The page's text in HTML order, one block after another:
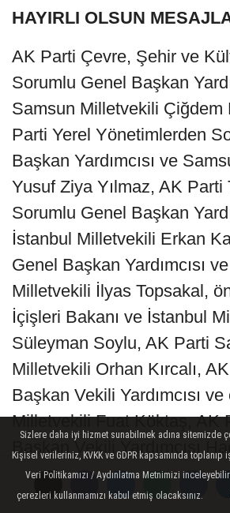
HAYIRLI OLSUN
AK Parti Çevre, Şehir ve
Sorumlu Genel Başkan
Samsun Milletvekili Çiğdem
Parti Yerel Yönetimlerden
Başkan Yardımcısı ve
Yusuf Ziya Yılmaz, AK Parti
Sorumlu Genel Başkan
İstanbul Milletvekili Erkan
Genel Başkan Yardımcısı
Milletvekili İlyas Topsakal,
İçişleri Bakanı ve İstanbul
Süleyman Soylu, AK Parti
Milletvekili Orhan Kırcalı,
Başkan Vekili Yardımcısı
Milletvekili Fuat Köktaş, AK
Başkan Vekili Yardımcısı
Parti Samsun eski
AK Parti Karabük eski
Sizlere daha iyi hizmet sunabilmek adına sitemizde
Kişisel verileriniz, KVKK ve GDPR kapsamında
Veri Politikamızı / Aydınlatma Metnimizi
çerezleri kullanmamızı kabul etmiş olacaksınız.